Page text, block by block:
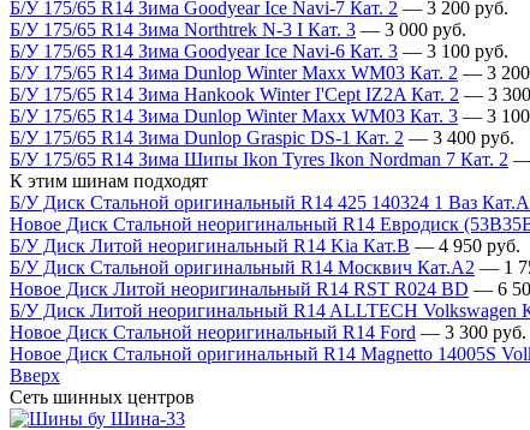
Б/У 175/65 R14 Зима Goodyear Ice Navi-7 Кат. 2 — 3 200 руб.
Б/У 175/65 R14 Зима Northtrek N-3 I Кат. 3 — 3 000 руб.
Б/У 175/65 R14 Зима Goodyear Ice Navi-6 Кат. 3 — 3 100 руб.
Б/У 175/65 R14 Зима Dunlop Winter Maxx WM03 Кат. 2 — 3 200
Б/У 175/65 R14 Зима Hankook Winter I'Cept IZ2A Кат. 2 — 3 300
Б/У 175/65 R14 Зима Dunlop Winter Maxx WM03 Кат. 3 — 3 100
Б/У 175/65 R14 Зима Dunlop Graspic DS-1 Кат. 2 — 3 400 руб.
Б/У 175/65 R14 Зима Шипы Ikon Tyres Ikon Nordman 7 Кат. 2
К этим шинам подходят
Б/У Диск Стальной оригинальный R14 425 140324 1 Ваз
Новое Диск Стальной неоригинальный R14 Евродиск
Б/У Диск Литой неоригинальный R14 Kia Кат.В — 4 950 руб.
Б/У Диск Стальной оригинальный R14 Москвич Кат.А2 — 1
Новое Диск Литой неоригинальный R14 RST R024 BD — 6
Б/У Диск Литой неоригинальный R14 ALLTECH Volkswagen
Новое Диск Стальной неоригинальный R14 Ford — 3 300 руб.
Новое Диск Стальной оригинальный R14 Magnetto 14005S
Вверх
Сеть шинных центров
Шина-33